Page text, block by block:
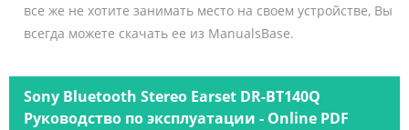
все же не хотите занимать место на своем устройстве, Вы
всегда можете скачать ее из ManualsBase.
Sony Bluetooth Stereo Earset DR-BT140Q
Руководство по эксплуатации - Online PDF